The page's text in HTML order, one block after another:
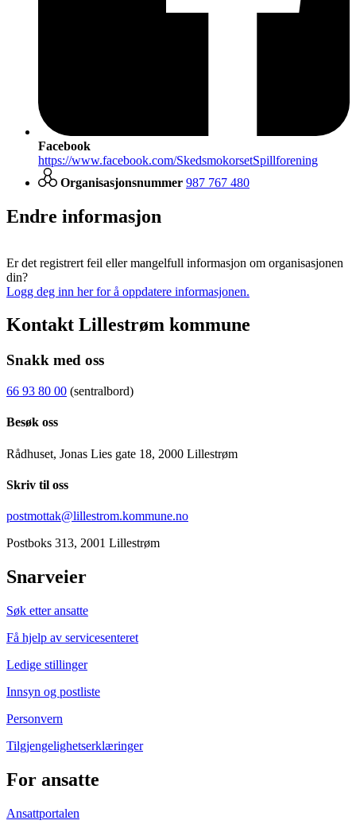
Facebook
https://www.facebook.com/SkedsmokorsetSpillforening
Organisasjonsnummer 987 767 480
Endre informasjon
Er det registrert feil eller mangelfull informasjon om organisasjonen
din?
Logg deg inn her for å oppdatere informasjonen.
Kontakt Lillestrøm kommune
Snakk med oss
66 93 80 00 (sentralbord)
Besøk oss
Rådhuset, Jonas Lies gate 18, 2000 Lillestrøm
Skriv til oss
postmottak@lillestrom.kommune.no
Postboks 313, 2001 Lillestrøm
Snarveier
Søk etter ansatte
Få hjelp av servicesenteret
Ledige stillinger
Innsyn og postliste
Personvern
Tilgjengelighetserklæringer
For ansatte
Ansattportalen